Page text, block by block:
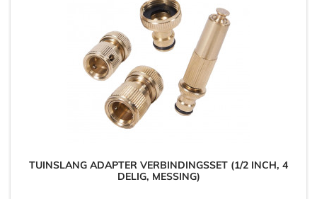
TUINSLANG ADAPTER VERBINDINGSSET (1/2 INCH, 4
DELIG, MESSING)